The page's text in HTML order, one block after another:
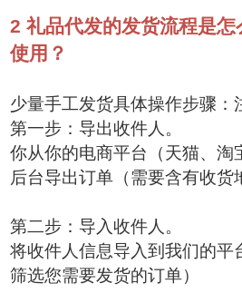
2 礼品代发的发货流程是
使用？
少量手工发货具体操作步骤：
第一步：导出收件人。
你从你的电商平台（天猫、淘
后台导出订单（需要含有收货
第二步：导入收件人。
将收件人信息导入到我们的平
筛选您需要发货的订单）